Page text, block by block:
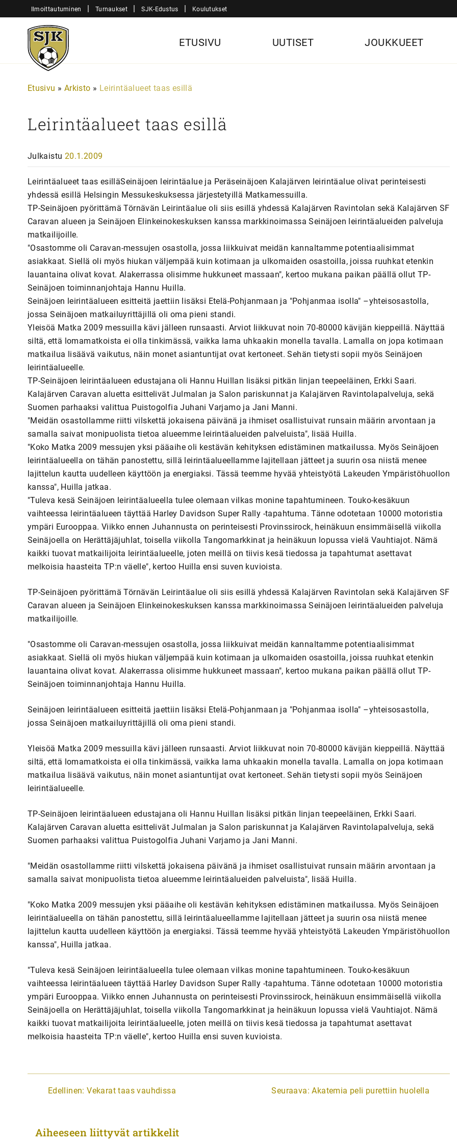
sisältöön
Ilmoittautuminen | Turnaukset | SJK-Edustus | Koulutukset
Sjk-
Juniorit
ETUSIVU UUTISET JOUKKUEET
Etusivu » Arkisto » Leirintäalueet taas esillä
Leirintäalueet taas esillä
Julkaistu 20.1.2009
Leirintäalueet taas esilläSeinäjoen leirintäalue ja Peräseinäjoen Kalajärven leirintäalue olivat perinteisesti
yhdessä esillä Helsingin Messukeskuksessa järjestetyillä Matkamessuilla.
TP-Seinäjoen pyörittämä Törnävän Leirintäalue oli siis esillä yhdessä Kalajärven Ravintolan sekä Kalajärven SF
Caravan alueen ja Seinäjoen Elinkeinokeskuksen kanssa markkinoimassa Seinäjoen leirintäalueiden palveluja
matkailijoille.
"Osastomme oli Caravan-messujen osastolla, jossa liikkuivat meidän kannaltamme potentiaalisimmat
asiakkaat. Siellä oli myös hiukan väljempää kuin kotimaan ja ulkomaiden osastoilla, joissa ruuhkat etenkin
lauantaina olivat kovat. Alakerrassa olisimme hukkuneet massaan", kertoo mukana paikan päällä ollut TP-
Seinäjoen toiminnanjohtaja Hannu Huilla.
Seinäjoen leirintäalueen esitteitä jaettiin lisäksi Etelä-Pohjanmaan ja "Pohjanmaa isolla" –yhteisosastolla,
jossa Seinäjoen matkailuyrittäjillä oli oma pieni standi.
Yleisöä Matka 2009 messuilla kävi jälleen runsaasti. Arviot liikkuvat noin 70-80000 kävijän kieppeillä. Näyttää
siltä, että lomamatkoista ei olla tinkimässä, vaikka lama uhkaakin monella tavalla. Lamalla on jopa kotimaan
matkailua lisäävä vaikutus, näin monet asiantuntijat ovat kertoneet. Sehän tietysti sopii myös Seinäjoen
leirintäalueelle.
TP-Seinäjoen leirintäalueen edustajana oli Hannu Huillan lisäksi pitkän linjan teepeeläinen, Erkki Saari.
Kalajärven Caravan aluetta esittelivät Julmalan ja Salon pariskunnat ja Kalajärven Ravintolapalveluja, sekä
Suomen parhaaksi valittua Puistogolfia Juhani Varjamo ja Jani Manni.
"Meidän osastollamme riitti vilskettä jokaisena päivänä ja ihmiset osallistuivat runsain määrin arvontaan ja
samalla saivat monipuolista tietoa alueemme leirintäalueiden palveluista", lisää Huilla.
"Koko Matka 2009 messujen yksi pääaihe oli kestävän kehityksen edistäminen matkailussa. Myös Seinäjoen
leirintäalueella on tähän panostettu, sillä leirintäalueellamme lajitellaan jätteet ja suurin osa niistä menee
lajittelun kautta uudelleen käyttöön ja energiaksi. Tässä teemme hyvää yhteistyötä Lakeuden Ympäristöhuollon
kanssa", Huilla jatkaa.
"Tuleva kesä Seinäjoen leirintäalueella tulee olemaan vilkas monine tapahtumineen. Touko-kesäkuun
vaihteessa leirintäalueen täyttää Harley Davidson Super Rally -tapahtuma. Tänne odotetaan 10000 motoristia
ympäri Eurooppaa. Viikko ennen Juhannusta on perinteisesti Provinssirock, heinäkuun ensimmäisellä viikolla
Seinäjoella on Herättäjäjuhlat, toisella viikolla Tangomarkkinat ja heinäkuun lopussa vielä Vauhtiajot. Nämä
kaikki tuovat matkailijoita leirintäalueelle, joten meillä on tiivis kesä tiedossa ja tapahtumat asettavat
melkoisia haasteita TP:n väelle", kertoo Huilla ensi suven kuvioista.
TP-Seinäjoen pyörittämä Törnävän Leirintäalue oli siis esillä yhdessä Kalajärven Ravintolan sekä Kalajärven SF
Caravan alueen ja Seinäjoen Elinkeinokeskuksen kanssa markkinoimassa Seinäjoen leirintäalueiden palveluja
matkailijoille.
"Osastomme oli Caravan-messujen osastolla, jossa liikkuivat meidän kannaltamme potentiaalisimmat
asiakkaat. Siellä oli myös hiukan väljempää kuin kotimaan ja ulkomaiden osastoilla, joissa ruuhkat etenkin
lauantaina olivat kovat. Alakerrassa olisimme hukkuneet massaan", kertoo mukana paikan päällä ollut TP-
Seinäjoen toiminnanjohtaja Hannu Huilla.
Seinäjoen leirintäalueen esitteitä jaettiin lisäksi Etelä-Pohjanmaan ja "Pohjanmaa isolla" –yhteisosastolla,
jossa Seinäjoen matkailuyrittäjillä oli oma pieni standi.
Yleisöä Matka 2009 messuilla kävi jälleen runsaasti. Arviot liikkuvat noin 70-80000 kävijän kieppeillä. Näyttää
siltä, että lomamatkoista ei olla tinkimässä, vaikka lama uhkaakin monella tavalla. Lamalla on jopa kotimaan
matkailua lisäävä vaikutus, näin monet asiantuntijat ovat kertoneet. Sehän tietysti sopii myös Seinäjoen
leirintäalueelle.
TP-Seinäjoen leirintäalueen edustajana oli Hannu Huillan lisäksi pitkän linjan teepeeläinen, Erkki Saari.
Kalajärven Caravan aluetta esittelivät Julmalan ja Salon pariskunnat ja Kalajärven Ravintolapalveluja, sekä
Suomen parhaaksi valittua Puistogolfia Juhani Varjamo ja Jani Manni.
"Meidän osastollamme riitti vilskettä jokaisena päivänä ja ihmiset osallistuivat runsain määrin arvontaan ja
samalla saivat monipuolista tietoa alueemme leirintäalueiden palveluista", lisää Huilla.
"Koko Matka 2009 messujen yksi pääaihe oli kestävän kehityksen edistäminen matkailussa. Myös Seinäjoen
leirintäalueella on tähän panostettu, sillä leirintäalueellamme lajitellaan jätteet ja suurin osa niistä menee
lajittelun kautta uudelleen käyttöön ja energiaksi. Tässä teemme hyvää yhteistyötä Lakeuden Ympäristöhuollon
kanssa", Huilla jatkaa.
"Tuleva kesä Seinäjoen leirintäalueella tulee olemaan vilkas monine tapahtumineen. Touko-kesäkuun
vaihteessa leirintäalueen täyttää Harley Davidson Super Rally -tapahtuma. Tänne odotetaan 10000 motoristia
ympäri Eurooppaa. Viikko ennen Juhannusta on perinteisesti Provinssirock, heinäkuun ensimmäisellä viikolla
Seinäjoella on Herättäjäjuhlat, toisella viikolla Tangomarkkinat ja heinäkuun lopussa vielä Vauhtiajot. Nämä
kaikki tuovat matkailijoita leirintäalueelle, joten meillä on tiivis kesä tiedossa ja tapahtumat asettavat
melkoisia haasteita TP:n väelle", kertoo Huilla ensi suven kuvioista.
A
i
Edellinen: Vekarat taas vauhdissa Seuraava: Akatemia peli purettiin huolella
Aiheeseen liittyvät artikkelit